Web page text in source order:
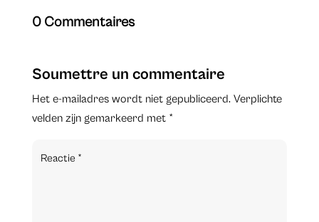
0 Commentaires
Soumettre un commentaire
Het e-mailadres wordt niet gepubliceerd. Verplichte
velden zijn gemarkeerd met *